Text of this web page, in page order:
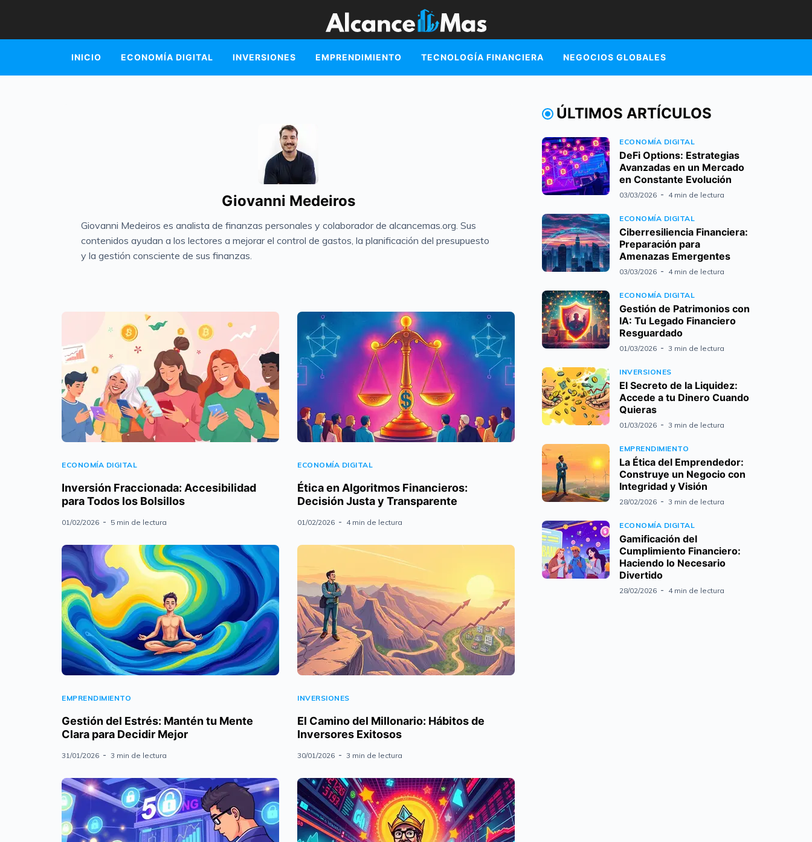
INICIO ECONOMÍA DIGITAL INVERSIONES EMPRENDIMIENTO TECNOLOGÍA FINANCIERA NEGOCIOS GLOBALES
Giovanni Medeiros
Giovanni Medeiros es analista de finanzas personales y colaborador de alcancemas.org. Sus
contenidos ayudan a los lectores a mejorar el control de gastos, la planificación del presupuesto
y la gestión consciente de sus finanzas.
ECONOMÍA DIGITAL
Inversión Fraccionada: Accesibilidad
para Todos los Bolsillos
01/02/2026 5 min de lectura
ECONOMÍA DIGITAL
Ética en Algoritmos Financieros:
Decisión Justa y Transparente
01/02/2026 4 min de lectura
EMPRENDIMIENTO
Gestión del Estrés: Mantén tu Mente
Clara para Decidir Mejor
31/01/2026 3 min de lectura
INVERSIONES
El Camino del Millonario: Hábitos de
Inversores Exitosos
30/01/2026 3 min de lectura
ÚLTIMOS ARTÍCULOS
ECONOMÍA DIGITAL
DeFi Options: Estrategias
Avanzadas en un Mercado
en Constante Evolución
03/03/2026 4 min de lectura
ECONOMÍA DIGITAL
Ciberresiliencia Financiera:
Preparación para
Amenazas Emergentes
03/03/2026 4 min de lectura
ECONOMÍA DIGITAL
Gestión de Patrimonios con
IA: Tu Legado Financiero
Resguardado
01/03/2026 3 min de lectura
INVERSIONES
El Secreto de la Liquidez:
Accede a tu Dinero Cuando
Quieras
01/03/2026 3 min de lectura
EMPRENDIMIENTO
La Ética del Emprendedor:
Construye un Negocio con
Integridad y Visión
28/02/2026 3 min de lectura
ECONOMÍA DIGITAL
Gamificación del
Cumplimiento Financiero:
Haciendo lo Necesario
Divertido
28/02/2026 4 min de lectura